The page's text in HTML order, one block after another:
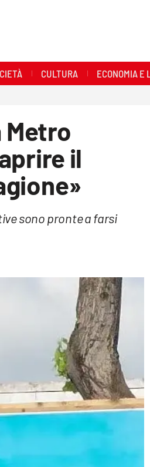
CULTURA ECONOMIA E
Metro
il
sono pronte a farsi